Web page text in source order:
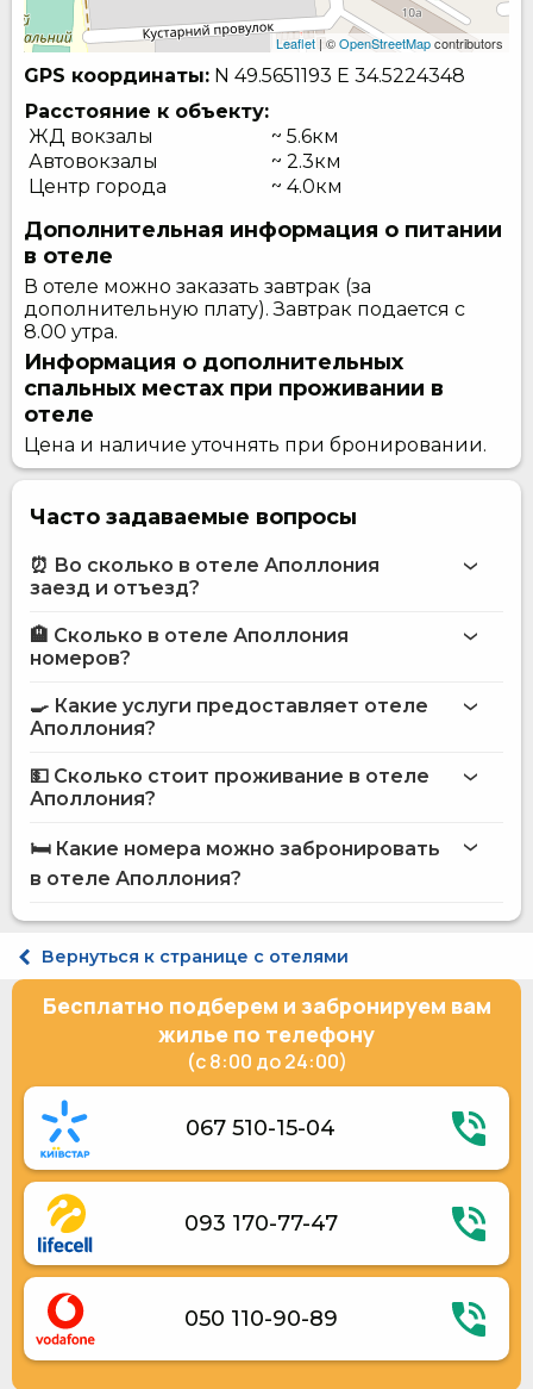
Leaflet | ©OpenStreetMapcontributors
GPS координаты: N 49.5651193 E 34.5224348
Расстояние к объекту:
ЖД вокзалы
~ 5.6км
Автовокзалы
~ 2.3км
Центр города
~ 4.0км
Дополнительная информация о питании
в отеле
В отеле можно заказать завтрак (за
дополнительную плату). Завтрак подается с
8.00 утра.
Информация о дополнительных
спальных местах при проживании в
отеле
Цена и наличие уточнять при бронировании.
Часто задаваемые вопросы
⏰ Во сколько в отеле Аполлония
заезд и отъезд?
Больше информации про Отель Аполлония
🏨 Сколько в отеле Аполлония
номеров?
🍳 Какие услуги предоставляет отеле
Аполлония?
Интернет
Охраняемая парковка
Терраса
Услуги по глажению одежды
Электрогенератор
💵 Сколько стоит проживание в отеле
Аполлония?
на сайте Hotels24.ua
🛏️ Какие номера можно забронировать
в отеле Аполлония?
Стандарт двухместный
Люкс 4-местный
Вернуться к странице с отелями
Бесплатно подберем и забронируем вам
жилье по телефону
(с 8:00 до 24:00)
067 510-15-04
093 170-77-47
050 110-90-89